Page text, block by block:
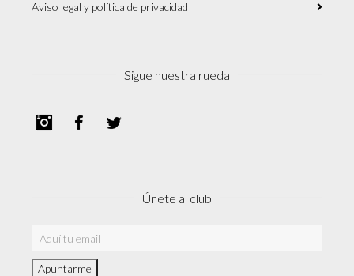
Aviso legal y política de privacidad
Sigue nuestra rueda
InstagramFacebook
Únete al club